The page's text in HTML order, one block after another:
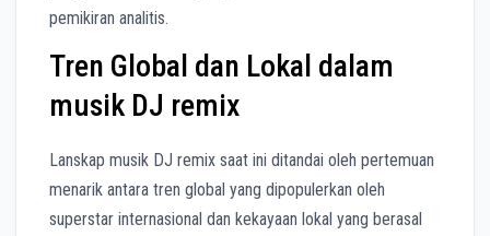
pemikiran analitis.
Tren Global dan Lokal dalam
musik DJ remix
Lanskap musik DJ remix saat ini ditandai oleh pertemuan
menarik antara tren global yang dipopulerkan oleh
superstar internasional dan kekayaan lokal yang berasal